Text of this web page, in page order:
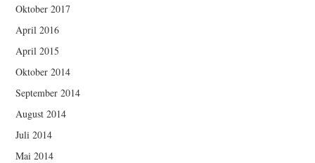
Oktober 2017
April 2016
April 2015
Oktober 2014
September 2014
August 2014
Juli 2014
Mai 2014